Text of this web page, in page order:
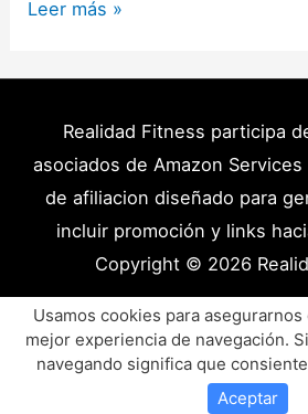
126
Variaciones:
Guía
Más
Completa
(2024)
Leer más »
Realidad Fitness participa
asociados de Amazon Services
de afiliacion diseñado para
incluir promoción y links
Copyright © 2026
Políticas de Privacidad –
Disclaimer Médico
Productos y Recursos
Usamos cookies para
mejor experiencia de navegación.
navegando significa que
Aceptar